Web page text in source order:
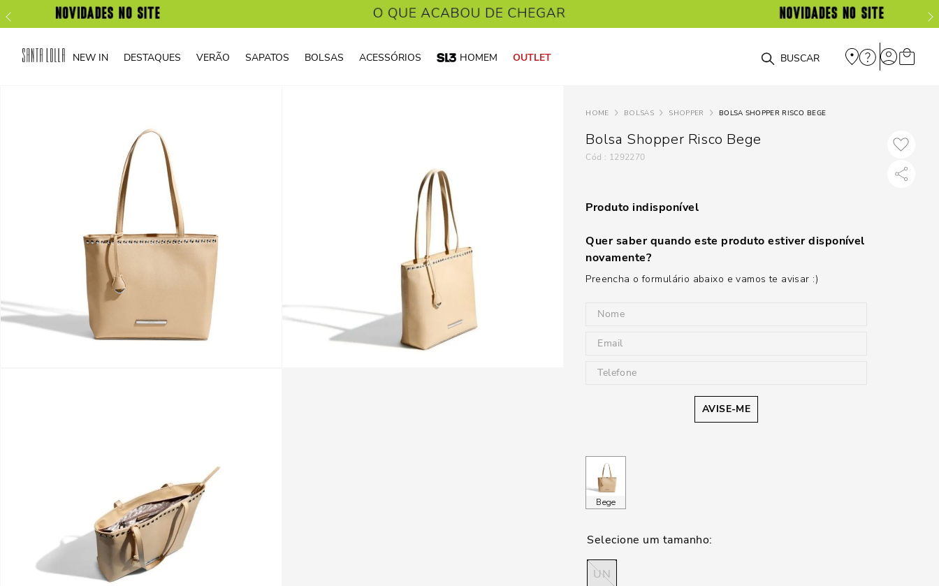
NEW IN DESTAQUES VERÃO SAPATOS BOLSAS ACESSÓRIOS HOMEM OUTLET O que você está procurando?
BOLSAS SHOPPER BOLSA SHOPPER RISCO BEGE
Bolsa Shopper Risco Bege
: 1292270
Produto indisponível
Quer saber quando este produto estiver disponível
novamente?
Preencha o formulário abaixo e vamos te avisar :)
AVISE-ME
Bege
UN